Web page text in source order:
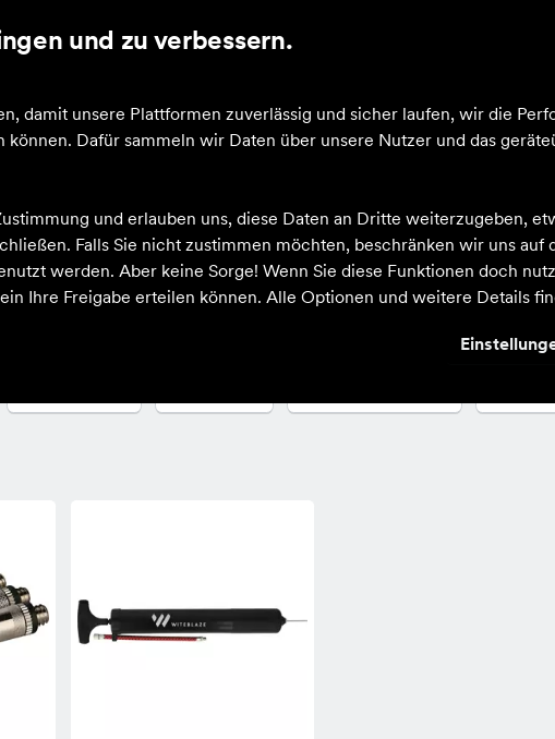
und zu verbessern.
damit unsere Plattformen zuverlässig und sicher laufen, wir die
Dafür sammeln wir Daten über unsere Nutzer und das
und erlauben uns, diese Daten an Dritte weiterzugeben,
Falls Sie nicht zustimmen möchten, beschränken wir uns
werden. Aber keine Sorge! Wenn Sie diese Funktionen doch
Ihre Freigabe erteilen können. Alle Optionen und weitere Details